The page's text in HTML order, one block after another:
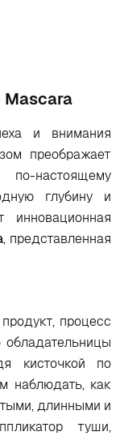
Mascara
и внимания
преображает
настоящему
глубину и
инновационная
, представленная
процесс
обладательницы
кисточкой по
наблюдать, как
длинными и
туши,